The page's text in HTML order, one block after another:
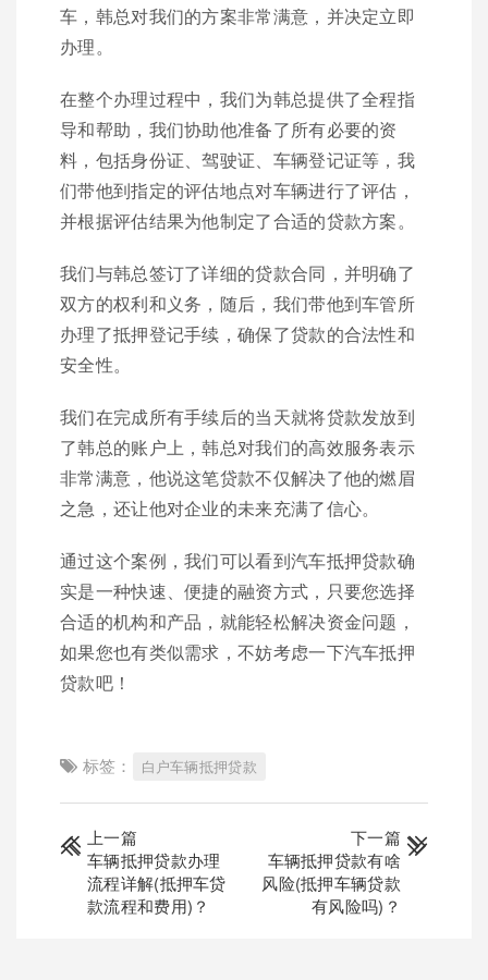
车，韩总对我们的方案非常满意，并决定立即
办理。
在整个办理过程中，我们为韩总提供了全程指
导和帮助，我们协助他准备了所有必要的资
料，包括身份证、驾驶证、车辆登记证等，我
们带他到指定的评估地点对车辆进行了评估，
并根据评估结果为他制定了合适的贷款方案。
我们与韩总签订了详细的贷款合同，并明确了
双方的权利和义务，随后，我们带他到车管所
办理了抵押登记手续，确保了贷款的合法性和
安全性。
我们在完成所有手续后的当天就将贷款发放到
了韩总的账户上，韩总对我们的高效服务表示
非常满意，他说这笔贷款不仅解决了他的燃眉
之急，还让他对企业的未来充满了信心。
通过这个案例，我们可以看到汽车抵押贷款确
实是一种快速、便捷的融资方式，只要您选择
合适的机构和产品，就能轻松解决资金问题，
如果您也有类似需求，不妨考虑一下汽车抵押
贷款吧！
标签： 白户车辆抵押贷款
上一篇
车辆抵押贷款办理
流程详解(抵押车贷
款流程和费用)？
下一篇
车辆抵押贷款有啥
风险(抵押车辆贷款
有风险吗)？